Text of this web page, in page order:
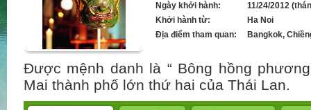
Ngày khởi hành:
11/24/2012
Khởi hành từ:
Ha Noi
Địa điểm tham quan:
Bangkok,
Được mệnh danh là “ Bông hồng
Mai thành phố lớn thứ hai của Thái Lan.